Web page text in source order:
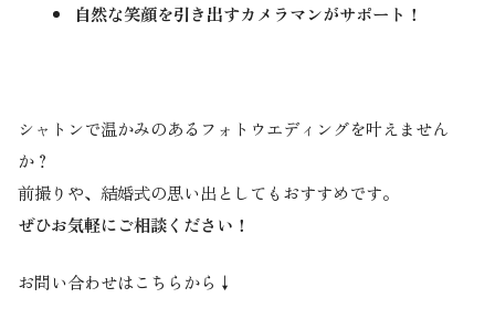
自然な笑顔を引き出すカメラマンがサポート！
シャトンで温かみのあるフォトウエディングを叶えません
か？
前撮りや、結婚式の思い出としてもおすすめです。
ぜひお気軽にご相談ください！
お問い合わせはこちらから↓